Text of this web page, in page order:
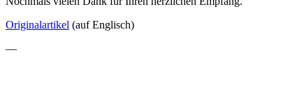
Originalartikel (auf Englisch)
—